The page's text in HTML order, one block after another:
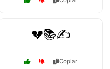
💔📚✍️
Copiar